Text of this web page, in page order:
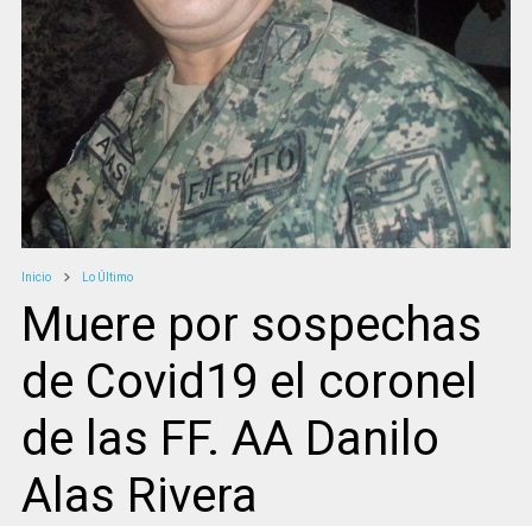
Inicio Lo Último
Muere por sospechas
de Covid19 el coronel
de las FF. AA Danilo
Alas Rivera